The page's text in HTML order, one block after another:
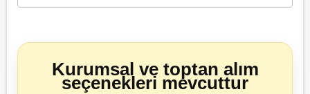
Kurumsal ve toptan alım
seçenekleri mevcuttur